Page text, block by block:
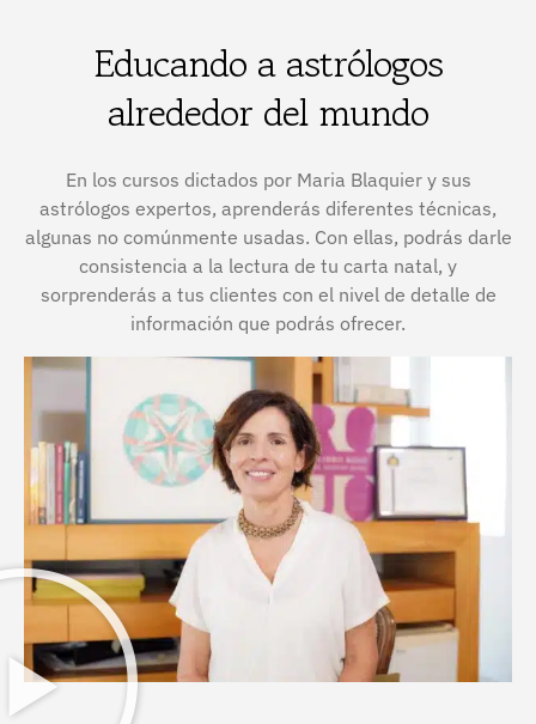
Educando a astrólogos
alrededor del mundo
En los cursos dictados por Maria Blaquier y sus
astrólogos expertos, aprenderás diferentes técnicas,
algunas no comúnmente usadas. Con ellas, podrás darle
consistencia a la lectura de tu carta natal, y
sorprenderás a tus clientes con el nivel de detalle de
información que podrás ofrecer.